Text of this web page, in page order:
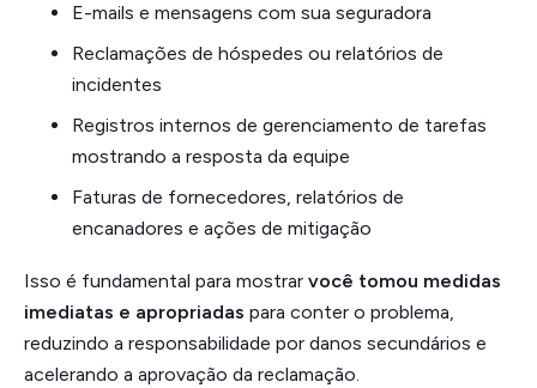
E-mails e mensagens com sua seguradora
Reclamações de hóspedes ou relatórios de
incidentes
Registros internos de gerenciamento de tarefas
mostrando a resposta da equipe
Faturas de fornecedores, relatórios de
encanadores e ações de mitigação
Isso é fundamental para mostrar você tomou medidas
imediatas e apropriadas para conter o problema,
reduzindo a responsabilidade por danos secundários e
acelerando a aprovação da reclamação.